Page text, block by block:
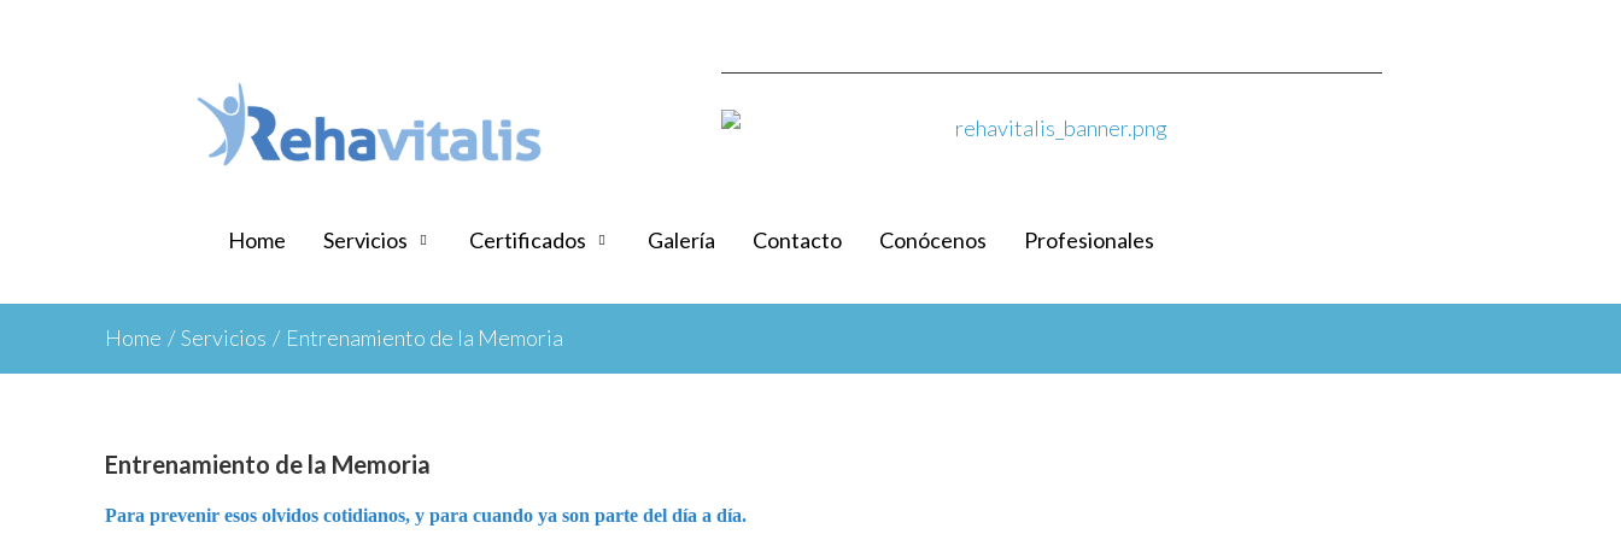
Home Servicios Certificados Galería Contacto Conócenos Profesionales
Home / Servicios / Entrenamiento de la Memoria
Entrenamiento de la Memoria
Para prevenir esos olvidos cotidianos, y para cuando ya son parte del día a día.